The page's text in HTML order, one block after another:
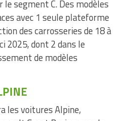
segment C. Des modèles
avec 1 seule plateforme
des carrosseries de 18 à
2025, dont 2 dans le
de modèles
les voitures Alpine,